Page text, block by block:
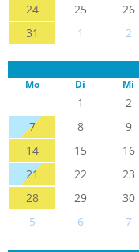
24
25 26
31
1 2
Mo Di Mi
1 2
7
8 9
14
15 16
21
22 23
28
29 30
5
6 7